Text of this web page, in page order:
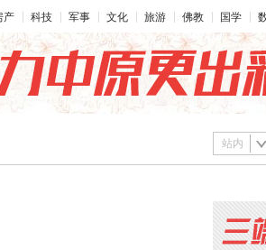
产 科技 军事 文化 旅游 佛教 国学
站内